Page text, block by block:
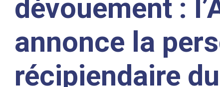
dévouement :
annonce la
récipiendaire